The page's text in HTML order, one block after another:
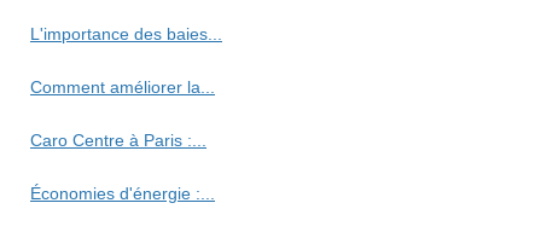
L'importance des baies...
Comment améliorer la...
Caro Centre à Paris :...
Économies d'énergie :...